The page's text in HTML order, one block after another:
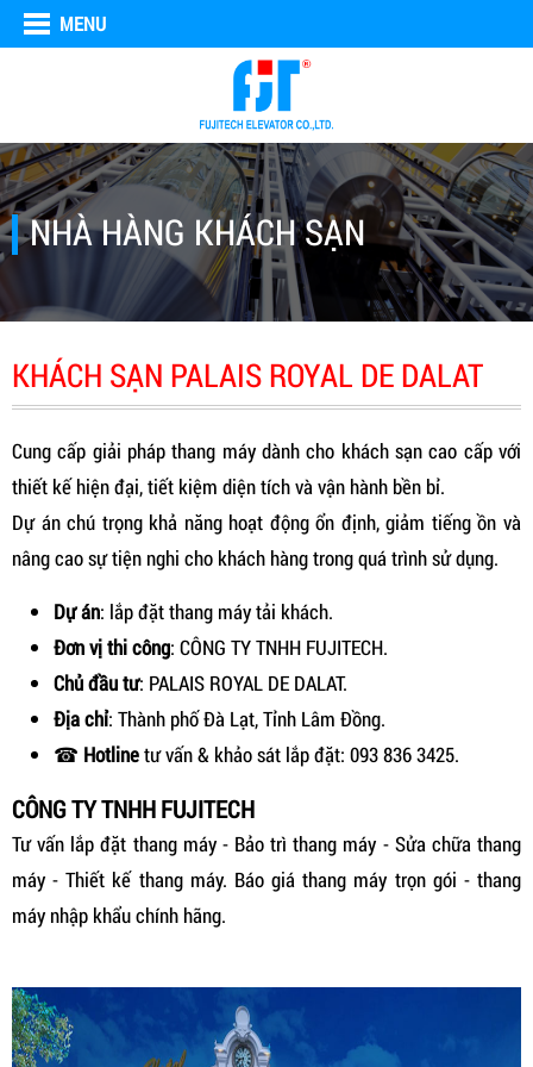
MENU
NHÀ HÀNG KHÁCH SẠN
KHÁCH SẠN PALAIS ROYAL DE DALAT
Cung cấp giải pháp thang máy dành cho khách sạn cao cấp với
thiết kế hiện đại, tiết kiệm diện tích và vận hành bền bỉ.
Dự án chú trọng khả năng hoạt động ổn định, giảm tiếng ồn và
nâng cao sự tiện nghi cho khách hàng trong quá trình sử dụng.
Dự án: lắp đặt thang máy tải khách.
Đơn vị thi công: CÔNG TY TNHH FUJITECH.
Chủ đầu tư: PALAIS ROYAL DE DALAT.
Địa chỉ: Thành phố Đà Lạt, Tỉnh Lâm Đồng.
☎ Hotlinetư vấn & khảo sát lắp đặt: 093 836 3425.
CÔNG TY TNHH FUJITECH
Tư vấn lắp đặt thang máy - Bảo trì thang máy - Sửa chữa thang
máy - Thiết kế thang máy. Báo giá thang máy trọn gói - thang
máy nhập khẩu chính hãng.